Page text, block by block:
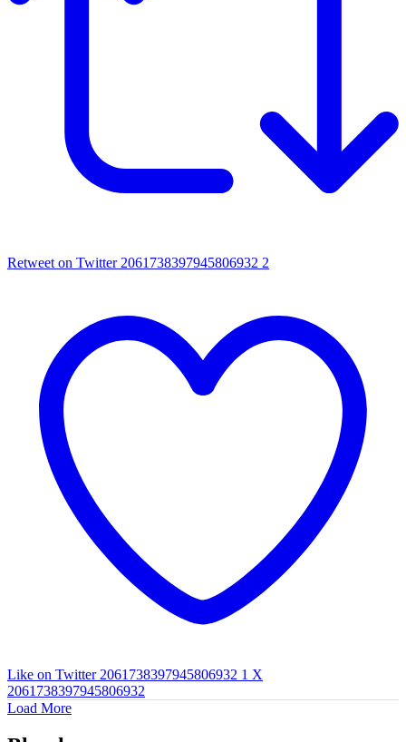
Retweet on Twitter 2061738397945806932 2
Like on Twitter 2061738397945806932 1 X
2061738397945806932
Load More